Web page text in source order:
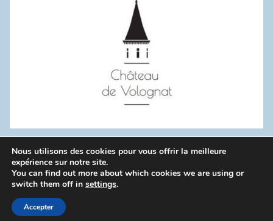
WordPress Theme: Donovan by ThemeZee.
Politique de confidentialité
Nous utilisons des cookies pour vous offrir la meilleure
expérience sur notre site.
You can find out more about which cookies we are using or
switch them off in settings.
Accepter